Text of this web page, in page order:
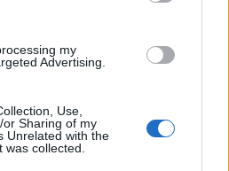
my
Advertising.
Use,
Sharing of my
Unrelated with the
collected.
un réel engagement à
Fey souligne aussi que ces
d’une tâche à une autre
traitent les SMS
sans réponse.